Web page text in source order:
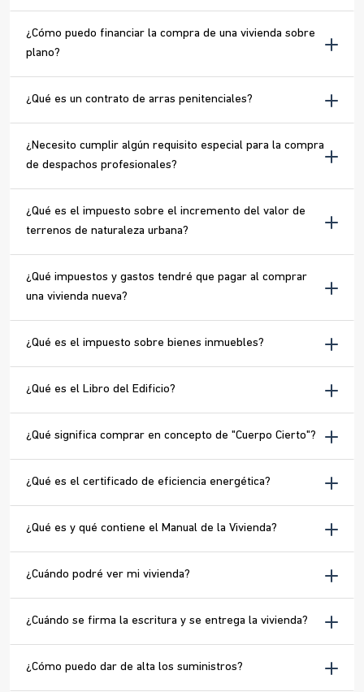
¿Cómo puedo financiar la compra de una vivienda sobre
plano?
¿Qué es un contrato de arras penitenciales?
¿Necesito cumplir algún requisito especial para la compra
de despachos profesionales?
¿Qué es el impuesto sobre el incremento del valor de
terrenos de naturaleza urbana?
¿Qué impuestos y gastos tendré que pagar al comprar
una vivienda nueva?
¿Qué es el impuesto sobre bienes inmuebles?
¿Qué es el Libro del Edificio?
¿Qué significa comprar en concepto de "Cuerpo Cierto"?
¿Qué es el certificado de eficiencia energética?
¿Qué es y qué contiene el Manual de la Vivienda?
¿Cuándo podré ver mi vivienda?
¿Cuándo se firma la escritura y se entrega la vivienda?
¿Cómo puedo dar de alta los suministros?